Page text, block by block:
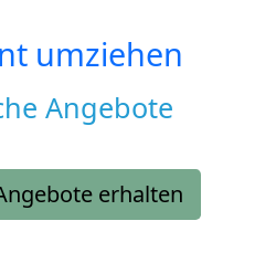
umziehen
Angebote
erhalten